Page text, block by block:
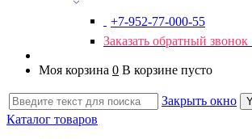
+7-952-77-000-55
Заказать обратный звонок
Моя корзина 0 В корзине пусто
Закрыть окно
Каталог товаров